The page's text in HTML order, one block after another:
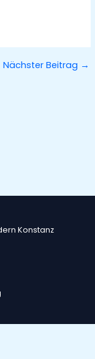
Nächster Beitrag →
Konstanz